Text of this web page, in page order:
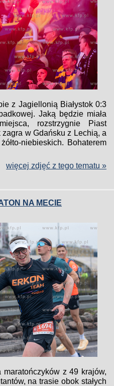
z Jagiellonią Białystok 0:3
Jaką będzie miała
rozstrzygnie Piast
w Gdańsku z Lechią, a
niebieskich. Bohaterem
więcej zdjęć z tego tematu »
NA MECIE
z 49 krajów,
na trasie obok stałych